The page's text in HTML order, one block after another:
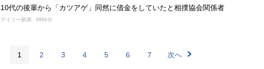
10代の後輩から「カツアゲ」同然に借金をしていたと相撲協会関係者
デイリー新潮 6時6分
1 2 3 4 5 6 7 次へ